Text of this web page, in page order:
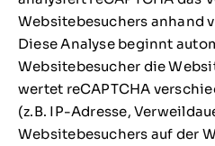
Websitebesuchers anhand
Diese Analyse beginnt
Websitebesucher die
wertet reCAPTCHA
(z.B. IP-Adresse,
Websitebesuchers auf der